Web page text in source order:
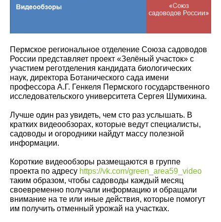
Пермское региональное отделение Союза садоводов
России представляет проект «Зелёный участок» с
участием реготделения кандидата биологических
наук, директора Ботанического сада имени
профессора А.Г. Генкеля Пермского государственного
исследовательского университета Сергея Шумихина.
Лучше один раз увидеть, чем сто раз услышать. В
кратких видеообзорах, которые ведут специалисты,
садоводы и огородники найдут массу полезной
информации.
Короткие видеообзоры размещаются в группе
проекта по адресу https://vk.com/green_area59_video
таким образом, чтобы садоводы каждый месяц
своевременно получали информацию и обращали
внимание на те или иные действия, которые помогут
им получить отменный урожай на участках.